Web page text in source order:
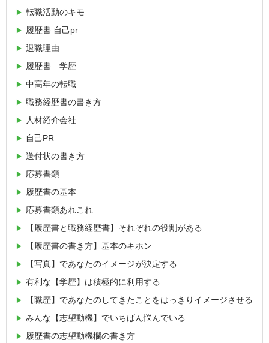
転職活動のキモ
履歴書 自己pr
退職理由
履歴書 学歴
中高年の転職
職務経歴書の書き方
人材紹介会社
自己PR
送付状の書き方
応募書類
履歴書の基本
応募書類あれこれ
【履歴書と職務経歴書】それぞれの役割がある
【履歴書の書き方】基本のキホン
【写真】であなたのイメージが決定する
有利な【学歴】は積極的に利用する
【職歴】であなたのしてきたことをはっきりイメージさせる
みんな【志望動機】でいちばん悩んでいる
履歴書の志望動機欄の書き方